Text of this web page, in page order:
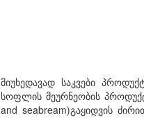
მიუხედავად საკვები
სოფლის მეურნეობის
and seabream)გაყიდვის